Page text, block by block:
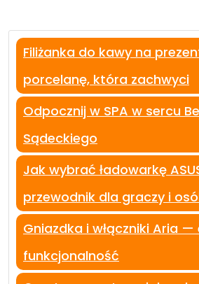
Filiżanka do kawy na
porcelanę, która zachwyci
Odpocznij w SPA w sercu
Sądeckiego
Jak wybrać ładowarkę
przewodnik dla graczy i
Gniazdka i włączniki Aria
funkcjonalność